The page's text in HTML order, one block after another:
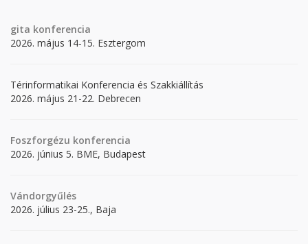
gita konferencia
2026. május 14-15. Esztergom
Térinformatikai Konferencia és Szakkiállítás
2026. május 21-22. Debrecen
Foszforgézu konferencia
2026. június 5. BME, Budapest
Vándorgyűlés
2026. július 23-25., Baja